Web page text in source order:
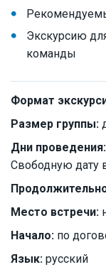
Экскурсию
команды
Формат
Размер группы:
Дни проведения:
Свободную дату
Место встречи:
Начало: по
Язык: русский